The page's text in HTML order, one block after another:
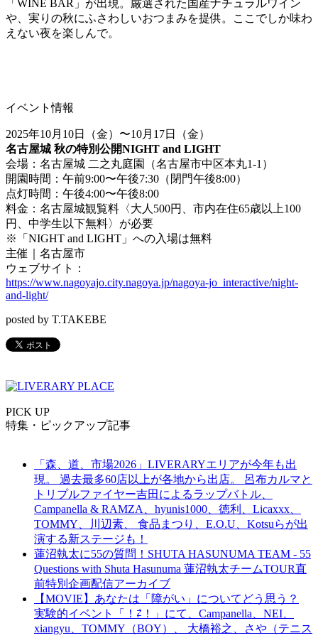
「WINE BAR」が出現。厳選された国産ナチュラルワイン
や、実りの秋にふさわしいおつまみを提供。ここでしか味わ
えない夜を楽しんで。
イベント情報
2025年10月10日（金）〜10月17日（金）
名古屋城 秋の特別公開NIGHT and LIGHT
会場：名古屋城 二之丸庭園（名古屋市中区本丸1-1）
開園時間：午前9:00〜午後7:30（閉門午後8:00）
点灯時間：午後4:00〜午後8:00
料金：名古屋城観覧料〈大人500円、市内在住65歳以上100
円、中学生以下無料〉が必要
※「NIGHT and LIGHT」への入場は無料
主催｜名古屋市
ウェブサイト：
https://www.nagoyajo.city.nagoya.jp/nagoya-jo_interactive/night-
and-light/
posted by T.TAKEBE
PICK UP
特集・ピックアップ記事
「森、道、市場2026」LIVERARYエリアが今年も出
現。 過去最多60店以上が各地から出店。 呂布カルマと
トリプルファイヤー吉田によるラップバトル、
Campanella & RAMZA、hyunis1000、徳利、Licaxxx、
TOMMY、川辺素、 食品まつり、E.O.U、Kotsuらが出
演する新ステージも！
蓮沼執太に55の質問！SHUTA HASUNUMA TEAM - 55
Questions with Shuta Hasunuma 蓮沼執太チームTOUR直
前特別企画配信アーカイブ
【MOVIE】あなたは「障がい」についてどう思う？
実験的イベント「！⇄！」にて、Campanella、NEI、
xiangyu、TOMMY（BOY）、 大橋裕之、さや（テニス